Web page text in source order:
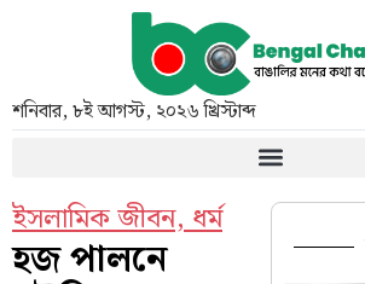
শনিবার,৮ই আগস্ট, ২০২৬ খ্রিস্টাব্দ
ইসলামিক জীবন,ধর্ম
হজ পালনে